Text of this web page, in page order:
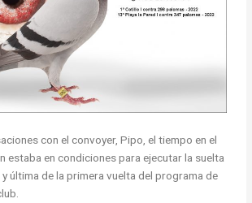
con el convoyer, Pipo, el tiempo en el
estaba en condiciones para ejecutar la suelta
última de la primera vuelta del programa de